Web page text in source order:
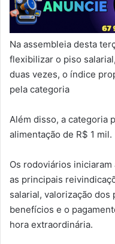
Na assembleia desta
flexibilizar o piso
duas vezes, o índice
pela categoria
Além disso, a categoria
alimentação de R$ 1 mil.
Os rodoviários
as principais
salarial, valorização dos
benefícios e o
hora extraordinária.